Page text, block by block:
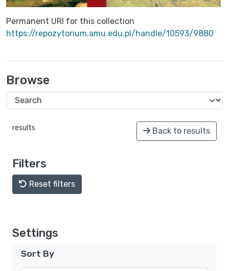
Permanent URI for this collection
https://repozytorium.amu.edu.pl/handle/10593/9880
Browse
results Back to results
Filters
Reset filters
Settings
Sort By